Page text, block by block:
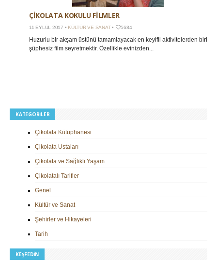
ÇIKOLATA KOKULU FILMLER
11 EYLÜL 2017 • KÜLTÜR VE SANAT• 5684
Huzurlu bir akşam üstünü tamamlayacak en keyifli aktivitelerden biri
şüphesiz film seyretmektir. Özellikle evinizden...
KATEGORILER
Çikolata Kütüphanesi
Çikolata Ustaları
Çikolata ve Sağlıklı Yaşam
Çikolatalı Tarifler
Genel
Kültür ve Sanat
Şehirler ve Hikayeleri
Tarih
KEŞFEDIN